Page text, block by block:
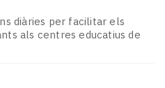
diàries per facilitar els
als centres educatius de